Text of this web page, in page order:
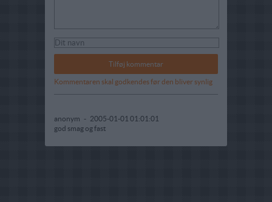
Kommentaren skal godkendes før den bliver synlig
anonym - 2005-01-01 01:01:01
god smag og fast